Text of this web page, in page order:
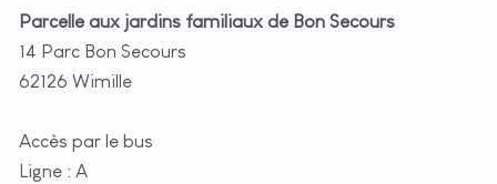
Parcelle aux jardins familiaux de Bon Secours
14 Parc Bon Secours
62126 Wimille
Accès par le bus
Ligne : A